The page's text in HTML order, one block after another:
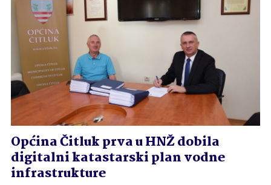
Općina Čitluk prva u HNŽ dobila
digitalni katastarski plan vodne
infrastrukture